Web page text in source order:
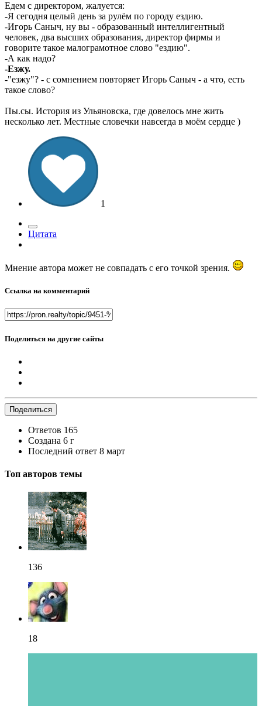
Едем с директором, жалуется:
-Я сегодня целый день за рулём по городу ездию.
-Игорь Саныч, ну вы - образованный интеллигентный
человек, два высших образования, директор фирмы и
говорите такое малограмотное слово "ездию".
-А как надо?
-Езжу.
-"езжу"? - с сомнением повторяет Игорь Саныч - а что, есть
такое слово?
Пы.сы. История из Ульяновска, где довелось мне жить
несколько лет. Местные словечки навсегда в моём сердце )
1
Цитата
Мнение автора может не совпадать с его точкой зрения.
Ссылка на комментарий
Поделиться на другие сайты
Поделиться
Ответов 165
Создана 6 г
Последний ответ 8 март
Топ авторов темы
136
18